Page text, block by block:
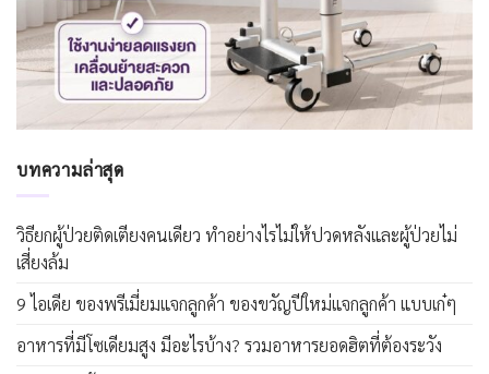
บทความล่าสุด
วิธียกผู้ป่วยติดเตียงคนเดียว ทำอย่างไรไม่ให้ปวดหลังและผู้ป่วยไม่
เสี่ยงล้ม
9 ไอเดีย ของพรีเมี่ยมแจกลูกค้า ของขวัญปีใหม่แจกลูกค้า แบบเก๋ๆ
อาหารที่มีโซเดียมสูง มีอะไรบ้าง? รวมอาหารยอดฮิตที่ต้องระวัง